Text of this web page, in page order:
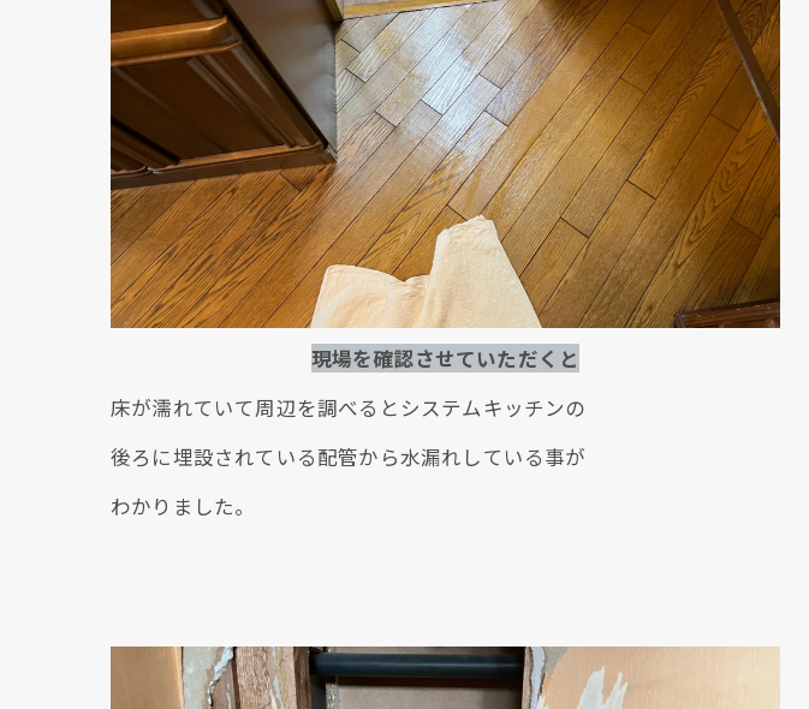
現場を確認させていただくと
床が濡れていて周辺を調べるとシステムキッチンの
後ろに埋設されている配管から水漏れしている事が
わかりました。